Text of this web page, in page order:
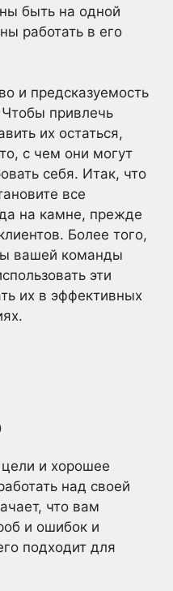
быть на одной
работать в его
и предсказуемость
привлечь
их остаться,
с чем они могут
себя. Итак, что
все
на камне, прежде
Более того,
вашей команды
эти
их в эффективных
цели и хорошее
над своей
что вам
и ошибок и
подходит для